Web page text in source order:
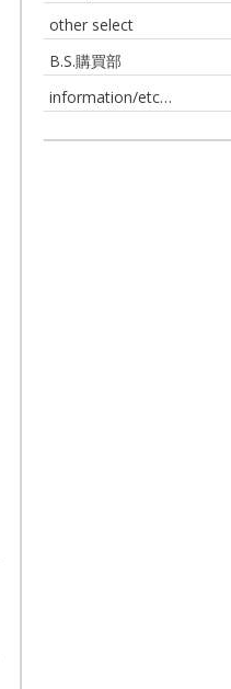
other select
B.S.購買部
information/etc…